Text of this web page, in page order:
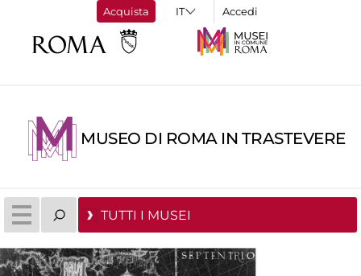
Acquista Accedi
MUSEO DI ROMA IN TRASTEVERE
TUTTI I MUSEI